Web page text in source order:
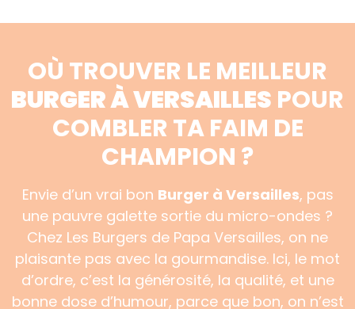
OÙ TROUVER LE MEILLEUR
BURGER À VERSAILLES POUR
COMBLER TA FAIM DE
CHAMPION ?
Envie d’un vrai bon Burger à Versailles, pas
une pauvre galette sortie du micro-ondes ?
Chez Les Burgers de Papa Versailles, on ne
plaisante pas avec la gourmandise. Ici, le mot
d’ordre, c’est la générosité, la qualité, et une
bonne dose d’humour, parce que bon, on n’est